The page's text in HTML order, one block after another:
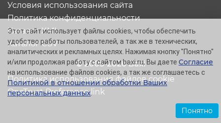
© 2005-2026 Baxi
Условия использования сайта
Политика конфиденциальности
Каталог XML
Каталог CSV
Политика использования файлов cookie
OneTrust Preference link
Этот сайт использует файлы cookies, чтобы обеспечить
удобство работы пользователей, а так же в технических,
аналитических и рекламных целях. Нажимая кнопку "Понятно"
и/или продолжая работу с сайтом baxi.ru, Вы даете Согласие
на использование файлов cookies, а так же соглашаетесь с
Политикой в отношении обработки Ваших
персональных данных.
Понятно